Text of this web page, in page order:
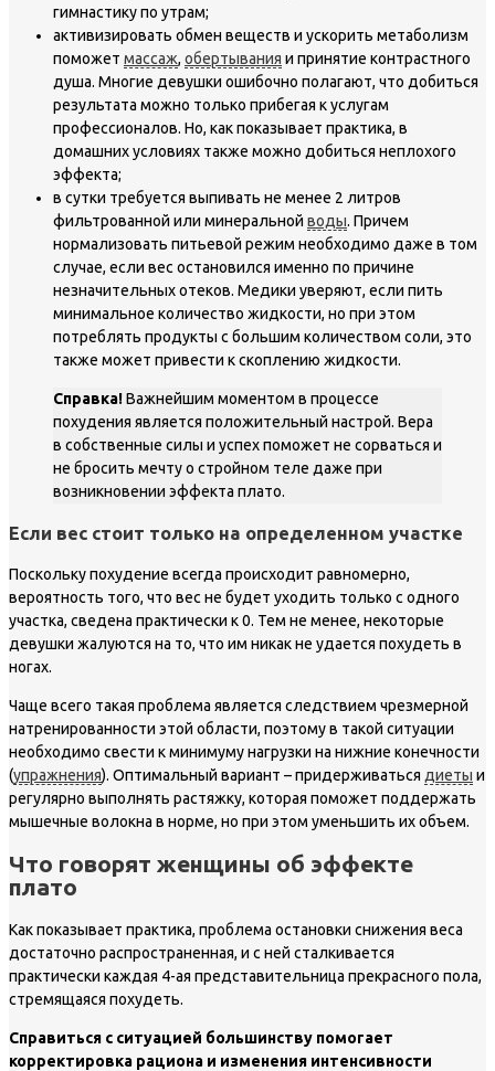
гимнастику по утрам;
активизировать обмен веществ и ускорить метаболизм
поможет массаж, обертывания и принятие контрастного
душа. Многие девушки ошибочно полагают, что добиться
результата можно только прибегая к услугам
профессионалов. Но, как показывает практика, в
домашних условиях также можно добиться неплохого
эффекта;
в сутки требуется выпивать не менее 2 литров
фильтрованной или минеральной воды. Причем
нормализовать питьевой режим необходимо даже в том
случае, если вес остановился именно по причине
незначительных отеков. Медики уверяют, если пить
минимальное количество жидкости, но при этом
потреблять продукты с большим количеством соли, это
также может привести к скоплению жидкости.
Справка!Важнейшим моментом в процессе
похудения является положительный настрой. Вера
в собственные силы и успех поможет не сорваться и
не бросить мечту о стройном теле даже при
возникновении эффекта плато.
Если вес стоит только на определенном участке
Поскольку похудение всегда происходит равномерно,
вероятность того, что вес не будет уходить только с одного
участка, сведена практически к 0. Тем не менее, некоторые
девушки жалуются на то, что им никак не удается похудеть в
ногах.
Чаще всего такая проблема является следствием чрезмерной
натренированности этой области, поэтому в такой ситуации
необходимо свести к минимуму нагрузки на нижние конечности
(упражнения). Оптимальный вариант – придерживаться диеты и
регулярно выполнять растяжку, которая поможет поддержать
мышечные волокна в норме, но при этом уменьшить их объем.
Что говорят женщины об эффекте
плато
Как показывает практика, проблема остановки снижения веса
достаточно распространенная, и с ней сталкивается
практически каждая 4-ая представительница прекрасного пола,
стремящаяся похудеть.
Справиться с ситуацией большинству помогает
корректировка рациона и изменения интенсивности